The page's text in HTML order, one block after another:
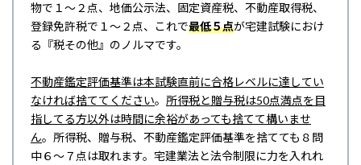
物で１～２点、地価公示法、固定資産税、不動産取得税、
登録免許税で１～２点、これで最低５点が宅建試験におけ
る『税その他』のノルマです。
不動産鑑定評価基準は本試験直前に合格レベルに達してい
なければ捨ててください。 所得税と贈与税は50点満点を目
指してる方以外は時間に余裕があっても捨てて構いませ
ん。所得税、贈与税、不動産鑑定評価基準を捨てても８問
中６～７点は取れます。宅建業法と法令制限に力を入れれ